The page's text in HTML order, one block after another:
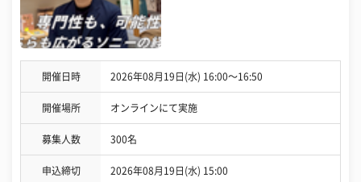
開催日時 2026年08月19日(水) 16:00〜16:50
開催場所 オンラインにて実施
募集人数 300名
申込締切 2026年08月19日(水) 15:00